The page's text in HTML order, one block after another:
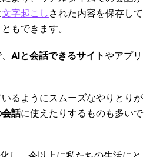
文字起こしされた内容を保存して
もできます。
AIと会話できるサイトやアプリ
るようにスムーズなやりとりが
話に使えたりするものも多いで